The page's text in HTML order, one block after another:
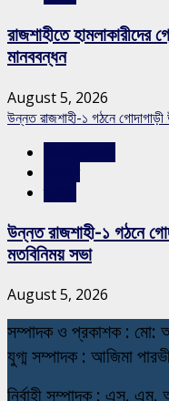
রাজশাহীতে হামলাকারীদের
মানববন্ধন
August 5, 2026
উন্নত রাজশাহী-১ গঠনে
উন্নত রাজশাহী-১ গঠনে
মতবিনিময় সভা
August 5, 2026
সম্পাদক ও প্রকাশক : মো:
যুগ্ম সম্পাদক : আজিমা
নির্বাহী সম্পাদক : এস. এম.